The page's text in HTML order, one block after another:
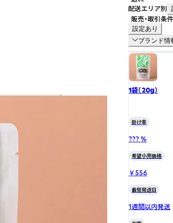
配送エリア別
販売・取引条件
設定あり
ブランド情
1袋（20g）
掛け率
??? %
希望小売価格
￥556
最短発送日
1週間以内発送